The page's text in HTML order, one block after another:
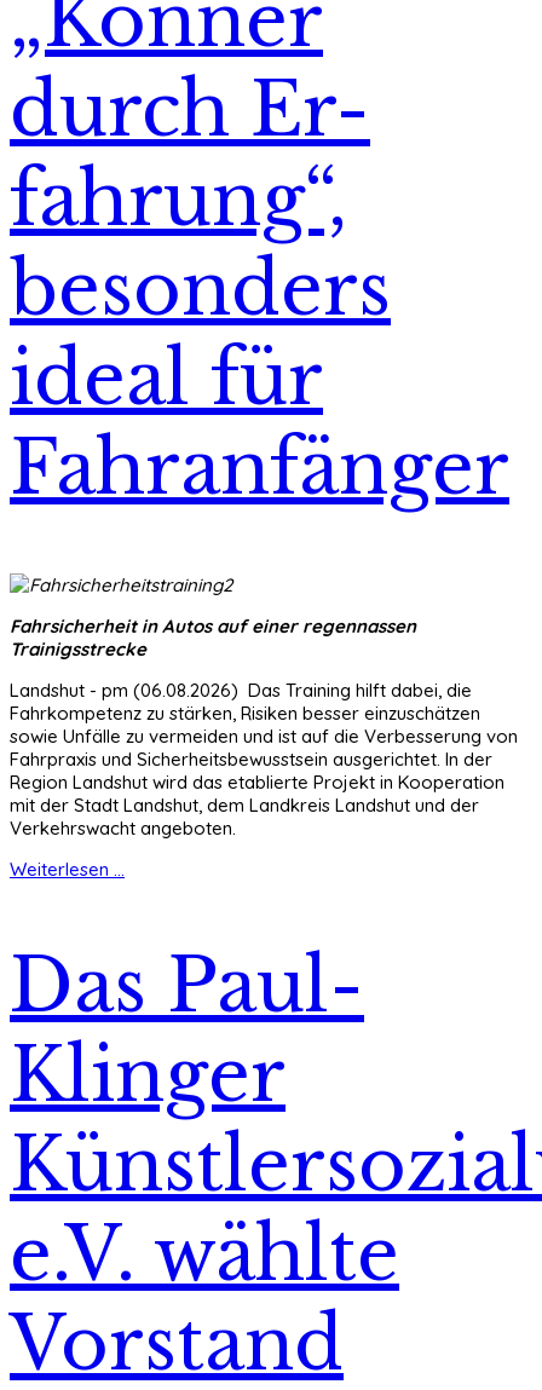
„Könner
durch Er-
fahrung“,
besonders
ideal für
Fahranfänger
Fahrsicherheit in Autos auf einer regennassen
Trainigsstrecke
Landshut - pm (06.08.2026) Das Training hilft dabei, die
Fahrkompetenz zu stärken, Risiken besser einzuschätzen
sowie Unfälle zu vermeiden und ist auf die Verbesserung von
Fahrpraxis und Sicherheitsbewusstsein ausgerichtet. In der
Region Landshut wird das etablierte Projekt in Kooperation
mit der Stadt Landshut, dem Landkreis Landshut und der
Verkehrswacht angeboten.
Weiterlesen ...
Das Paul-
Klinger
e.V. wählte
Vorstand